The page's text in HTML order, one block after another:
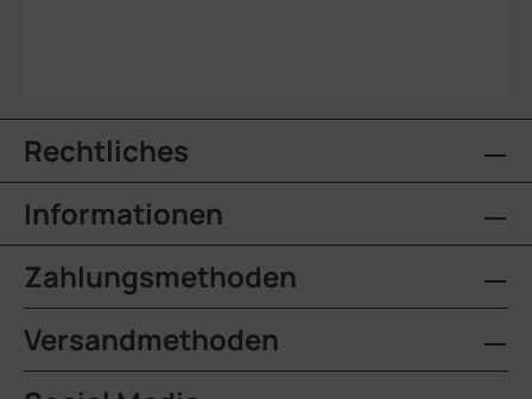
Rechtliches
Informationen
Zahlungsmethoden
Versandmethoden